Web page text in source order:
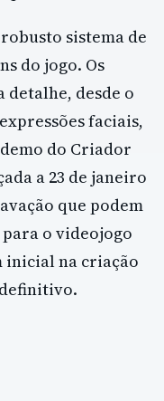
sistema de
do jogo. Os
detalhe, desde o
faciais,
do Criador
a 23 de janeiro
que podem
o videojogo
inicial na criação